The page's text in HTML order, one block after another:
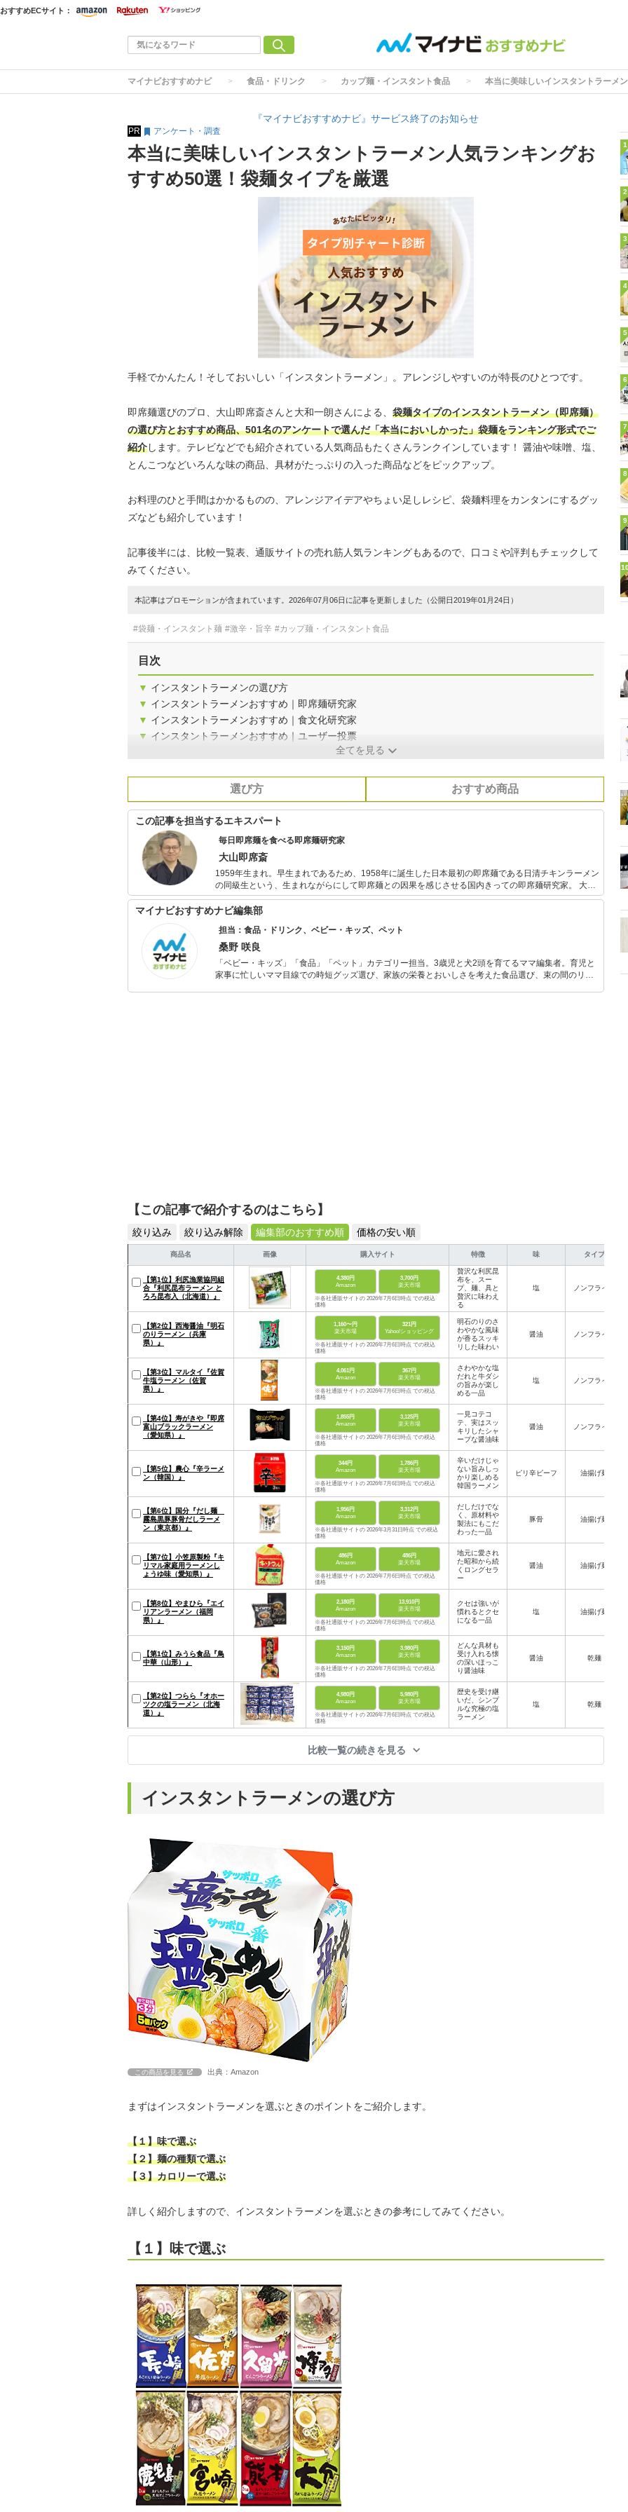
おすすめECサイト：
マイナビおすすめナビ 食品・ドリンク カップ麺・インスタント食品 本当に美味しいインスタントラーメ
『マイナビおすすめナビ』サービス終了のお知らせ
PR アンケート・調査
本当に美味しいインスタントラーメン人気ランキングお
すすめ50選！袋麺タイプを厳選
手軽でかんたん！そしておいしい「インスタントラーメン」。アレンジしやすいのが特長のひとつです。
即席麺選びのプロ、大山即席斎さんと大和一朗さんによる、 袋麺タイプのインスタントラーメン（即席麺）
の選び方とおすすめ商品、501名のアンケートで選んだ「本当においしかった」袋麺をランキング形式でご
紹介します。テレビなどでも紹介されている人気商品もたくさんランクインしています！ 醤油や味噌、塩、
とんこつなどいろんな味の商品、具材がたっぷりの入った商品などをピックアップ。
お料理のひと手間はかかるものの、アレンジアイデアやちょい足しレシピ、袋麺料理をカンタンにするグッ
ズなども紹介しています！
記事後半には、比較一覧表、通販サイトの売れ筋人気ランキングもあるので、口コミや評判もチェックして
みてください。
本記事はプロモーションが含まれています。2026年07月06日に記事を更新しました（公開日2019年01月24日）
#袋麺・インスタント麺 #激辛・旨辛 #カップ麺・インスタント食品
目次
▼ インスタントラーメンの選び方
▼ インスタントラーメンおすすめ｜即席麺研究家
▼ インスタントラーメンおすすめ｜食文化研究家
▼ インスタントラーメンおすすめ｜ユーザー投票
全てを見る
選び方 おすすめ商品
この記事を担当するエキスパート
毎日即席麺を食べる即席麺研究家
大山即席斎
1959年生まれ。早生まれであるため、1958年に誕生した日本最初の即席麺である日清チキンラーメン
の同級生という、生まれながらにして即席麺との因果を感じさせる国内きっての即席麺研究家。 大学
時代の下宿生活でインスタントラーメン人生がはじまり、趣味として始めたパッケージ収集を皮切り
に、即席麺愛に目覚め、1995年にはテレビ東京で放映されていた伝説の番組『TVチャンピオン』の
を確立する。
マイナビおすすめナビ編集部
担当：食品・ドリンク、ベビー・キッズ、ペット
桑野 咲良
「ベビー・キッズ」「食品」「ペット」カテゴリー担当。3歳児と犬2頭を育てるママ編集者。育児と
家事に忙しいママ目線での時短グッズ選び、家族の栄養とおいしさを考えた食品選び、束の間のリラ
【この記事で紹介するのはこちら】
絞り込み 絞り込み解除 編集部のおすすめ順 価格の安い順
商品名 画像 購入サイト 特徴 味 タイプ
【第1位】利尻漁業協同組
合『利尻昆布ラーメン と
ろろ昆布入（北海道）』
4,380円
Amazon
3,700円
楽天市場
※各社通販サイトの 2026年7月6日時点 での税込
価格
贅沢な利尻昆
布を、スー
プ、麺、具と
贅沢に味わえ
る
塩 ノンフライ麺
【第2位】西海醤油『明石
のりラーメン（兵庫
県）』
1,160〜円
楽天市場
321円
Yahoo!ショッピング
※各社通販サイトの 2026年7月6日時点 での税込
価格
明石のりのさ
わやかな風味
が香るスッキ
リした味わい
醤油 ノンフライ麺
【第3位】マルタイ『佐賀
牛塩ラーメン（佐賀
県）』
4,061円
Amazon
367円
楽天市場
※各社通販サイトの 2026年7月6日時点 での税込
価格
さわやかな塩
だれと牛ダシ
の旨みが楽し
める一品
塩 ノンフライ麺
【第4位】寿がきや『即席
富山ブラックラーメン
（愛知県）』
1,855円
Amazon
3,125円
楽天市場
※各社通販サイトの 2026年7月6日時点 での税込
価格
一見コテコ
テ、実はスッ
キリしたシャ
ープな醤油味
醤油 ノンフライ麺
【第5位】農心『辛ラーメ
ン（韓国）』
344円
Amazon
1,786円
楽天市場
※各社通販サイトの 2026年7月6日時点 での税込
価格
辛いだけじゃ
ない旨みしっ
かり楽しめる
韓国ラーメン
ピリ辛ビーフ 油揚げ麺
【第6位】国分『だし麺
霧島黒豚豚骨だしラーメ
ン（東京都）』
1,956円
Amazon
3,312円
楽天市場
※各社通販サイトの 2026年3月31日時点 での税込
価格
だしだけでな
く、原材料や
製法にもこだ
わった一品
豚骨 油揚げ麺
【第7位】小笠原製粉『キ
リマル家庭用ラーメンし
ょうゆ味（愛知県）』
486円
Amazon
486円
楽天市場
※各社通販サイトの 2026年7月6日時点 での税込
価格
地元に愛され
た昭和から続
くロングセラ
ー
醤油 油揚げ麺
【第8位】やまひら『エイ
リアンラーメン（福岡
県）』
2,180円
Amazon
13,910円
楽天市場
※各社通販サイトの 2026年7月6日時点 での税込
価格
クセは強いが
慣れるとクセ
になる一品
塩 油揚げ麺
【第1位】みうら食品『鳥
中華（山形）』
3,150円
Amazon
3,980円
楽天市場
※各社通販サイトの 2026年7月6日時点 での税込
価格
どんな具材も
受け入れる懐
の深いほっこ
り醤油味
醤油 乾麺
【第2位】つらら『オホー
ツクの塩ラーメン（北海
道）』
4,980円
Amazon
5,980円
楽天市場
※各社通販サイトの 2026年7月6日時点 での税込
価格
歴史を受け継
いだ、シンプ
ルな究極の塩
ラーメン
塩 乾麺
比較一覧の続きを見る
インスタントラーメンの選び方
この商品を見る 出典：Amazon
まずはインスタントラーメンを選ぶときのポイントをご紹介します。
【１】味で選ぶ
【２】麺の種類で選ぶ
【３】カロリーで選ぶ
詳しく紹介しますので、インスタントラーメンを選ぶときの参考にしてみてください。
【１】味で選ぶ
1
2
3
4
5
6
7
8
9